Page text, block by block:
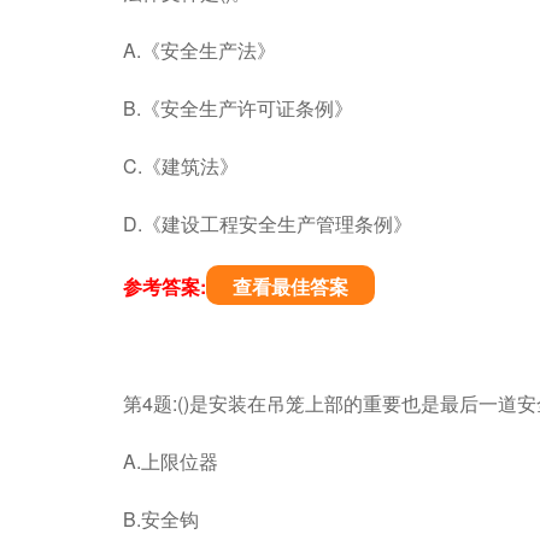
A.《安全生产法》
B.《安全生产许可证条例》
C.《建筑法》
D.《建设工程安全生产管理条例》
参考答案: 查看最佳答案
第4题:()是安装在吊笼上部的重要也是最后一道安
A.上限位器
B.安全钩